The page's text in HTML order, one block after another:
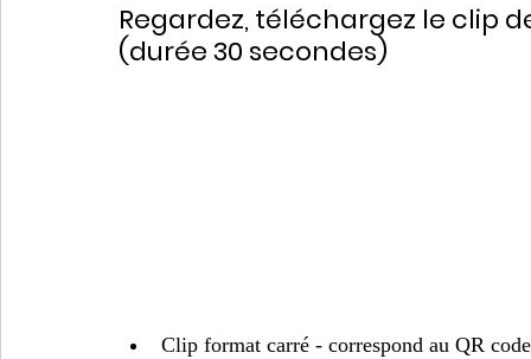
Regardez, téléchargez le clip
(durée 30 secondes)
Clip format carré - correspond au QR